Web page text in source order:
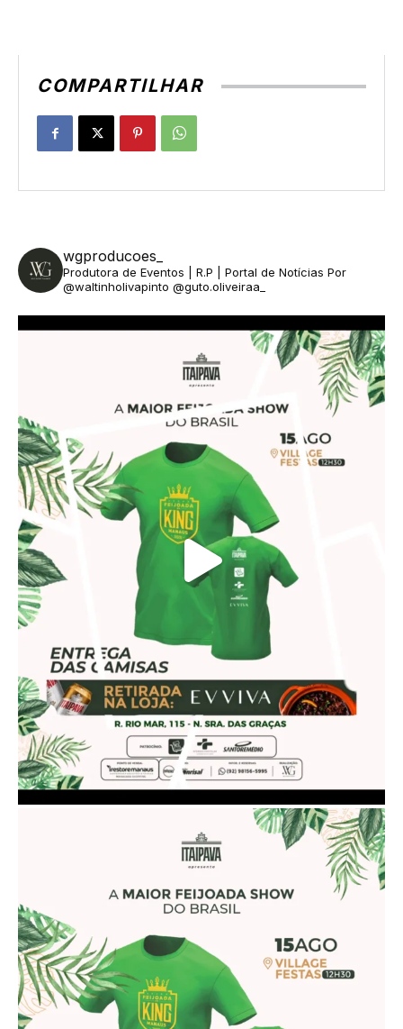
COMPARTILHAR
wgproducoes_
Produtora de Eventos | R.P | Portal de Notícias Por
@waltinholivapinto @guto.oliveiraa_